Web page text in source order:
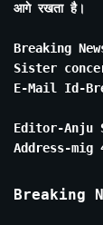
आगे रखता है।
Breaking
Sister
E-Mail Id-
Editor-Anju
Address-
Breaking